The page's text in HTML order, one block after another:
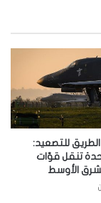
للتصعيد:
تنقل قوّات
الأوسط